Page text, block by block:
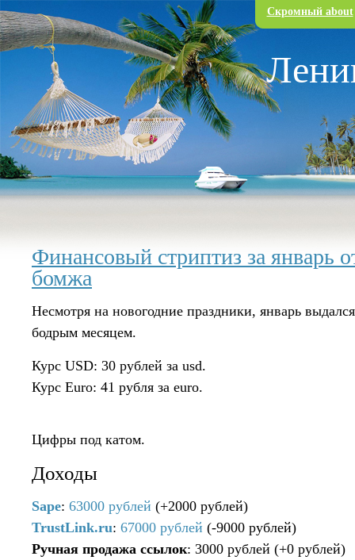
Перейти к основному содержанию Скромный about
Финансовый стриптиз за январь
бомжа
Несмотря на новогодние праздники, январь выдался
бодрым месяцем.
Курс USD: 30 рублей за usd.
Курс Euro: 41 рубля за euro.
Цифры под катом.
Доходы
Sape: 63000 рублей (+2000 рублей)
TrustLink.ru: 67000 рублей (-9000 рублей)
Ручная продажа ссылок: 3000 рублей (+0 рублей)